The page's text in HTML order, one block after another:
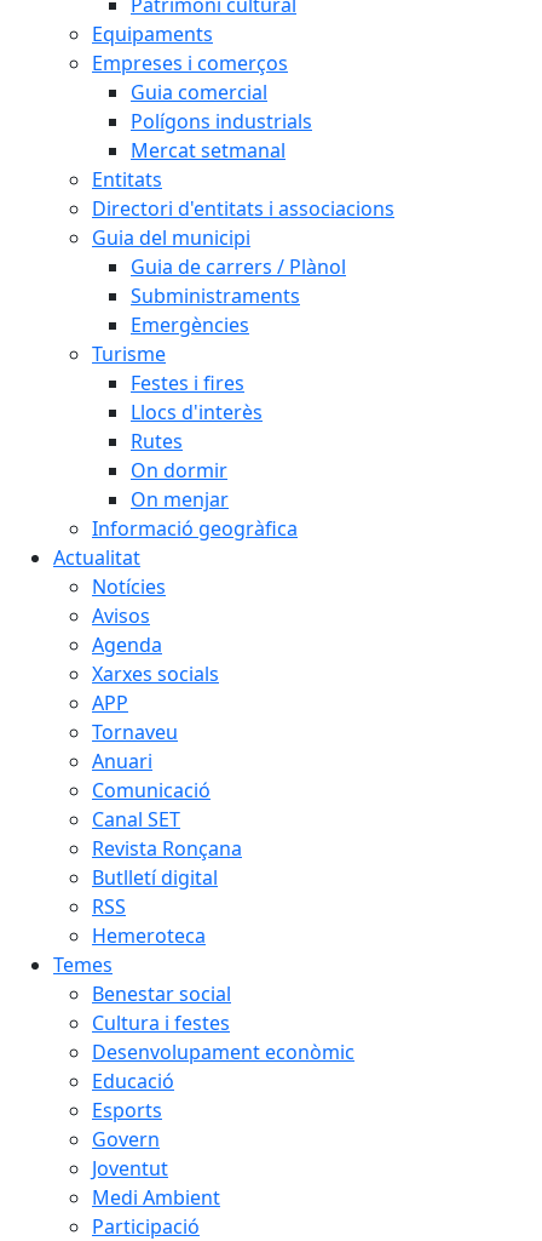
Equipaments
Empreses i comerços
Guia comercial
Polígons industrials
Mercat setmanal
Entitats
Directori d'entitats i associacions
Guia del municipi
Guia de carrers / Plànol
Subministraments
Emergències
Turisme
Festes i fires
Llocs d'interès
Rutes
On dormir
On menjar
Informació geogràfica
Actualitat
Notícies
Avisos
Agenda
Xarxes socials
APP
Tornaveu
Anuari
Comunicació
Canal SET
Revista Ronçana
Butlletí digital
RSS
Hemeroteca
Temes
Benestar social
Cultura i festes
Desenvolupament econòmic
Educació
Esports
Govern
Joventut
Medi Ambient
Participació